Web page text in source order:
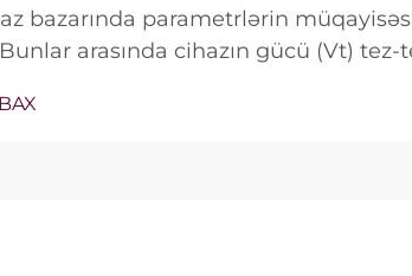
bazarında parametrlərin
arasında cihazın gücü (Vt) tez-
tamamilə fərqlidir. Çox hallarda belə